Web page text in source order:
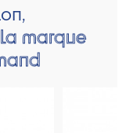
marque